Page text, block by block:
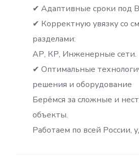
✔ Адаптивные сроки под
✔ Корректную увязку со
разделами:
АР, КР, Инженерные сети.
✔ Оптимальные
решения и оборудование
Берёмся за сложные и
объекты.
Работаем по всей России,